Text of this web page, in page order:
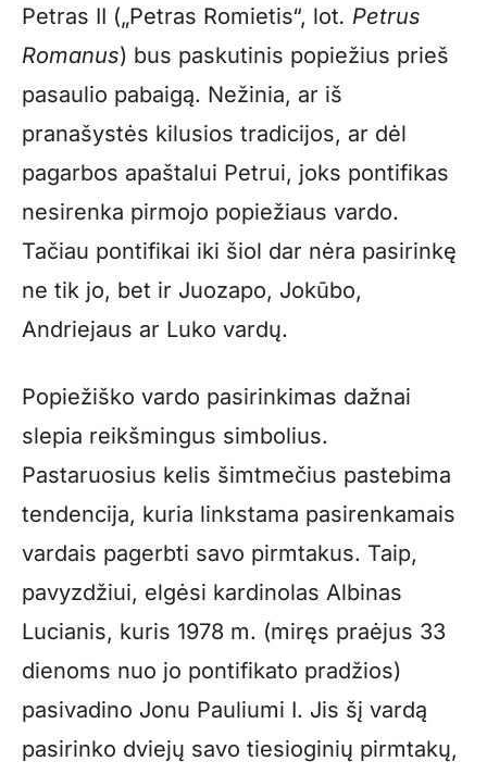
Petras II („Petras Romietis“, lot. Petrus
Romanus) bus paskutinis popiežius prieš
pasaulio pabaigą. Nežinia, ar iš
pranašystės kilusios tradicijos, ar dėl
pagarbos apaštalui Petrui, joks pontifikas
nesirenka pirmojo popiežiaus vardo.
Tačiau pontifikai iki šiol dar nėra pasirinkę
ne tik jo, bet ir Juozapo, Jokūbo,
Andriejaus ar Luko vardų.
Popiežiško vardo pasirinkimas dažnai
slepia reikšmingus simbolius.
Pastaruosius kelis šimtmečius pastebima
tendencija, kuria linkstama pasirenkamais
vardais pagerbti savo pirmtakus. Taip,
pavyzdžiui, elgėsi kardinolas Albinas
Lucianis, kuris 1978 m. (miręs praėjus 33
dienoms nuo jo pontifikato pradžios)
pasivadino Jonu Pauliumi I. Jis šį vardą
pasirinko dviejų savo tiesioginių pirmtakų,